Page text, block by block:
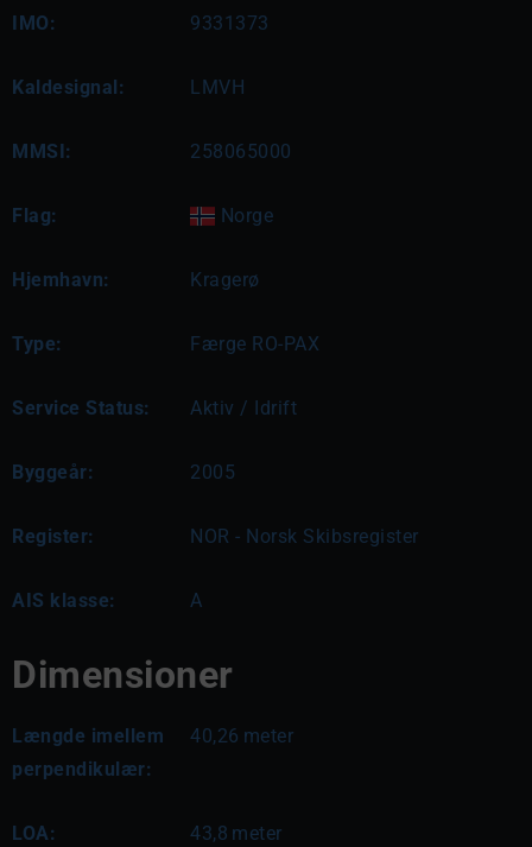
IMO: 9331373
Kaldesignal: LMVH
MMSI: 258065000
Flag: Norge
Hjemhavn: Kragerø
Type: Færge RO-PAX
Service Status: Aktiv / Idrift
Byggeår: 2005
Register: NOR - Norsk Skibsregister
AIS klasse: A
Dimensioner
Længde imellem
perpendikulær:
40,26 meter
LOA: 43,8 meter